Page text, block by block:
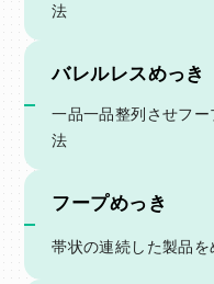
法
バレルレスめっき
一品一品整列させフ
法
フープめっき
帯状の連続した製品